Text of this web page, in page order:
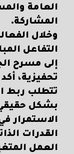
العامة
المشاركة.
وخلال
التفاعل
إلى مسرح
تحفيزية،
تتطلب ربط
بشكل
الاستمرار
القدرات
العمل